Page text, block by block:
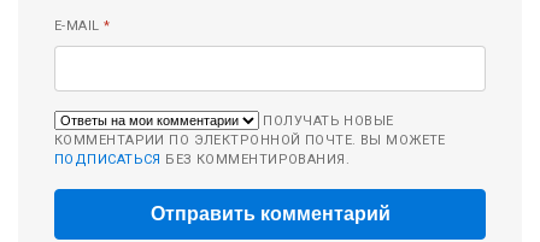
E-MAIL*
ПОЛУЧАТЬ НОВЫЕ
КОММЕНТАРИИ ПО ЭЛЕКТРОННОЙ ПОЧТЕ. ВЫ МОЖЕТЕ
ПОДПИСАТЬСЯ
БЕЗ КОММЕНТИРОВАНИЯ.